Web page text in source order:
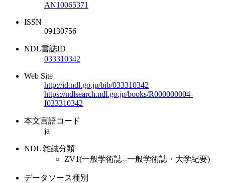
AN10065371
ISSN
09130756
NDL書誌ID
033310342
Web Site
http://id.ndl.go.jp/bib/033310342
https://ndlsearch.ndl.go.jp/books/R000000004-
I033310342
本文言語コード
ja
NDL 雑誌分類
ZV1(一般学術誌--一般学術誌・大学紀要)
データソース種別